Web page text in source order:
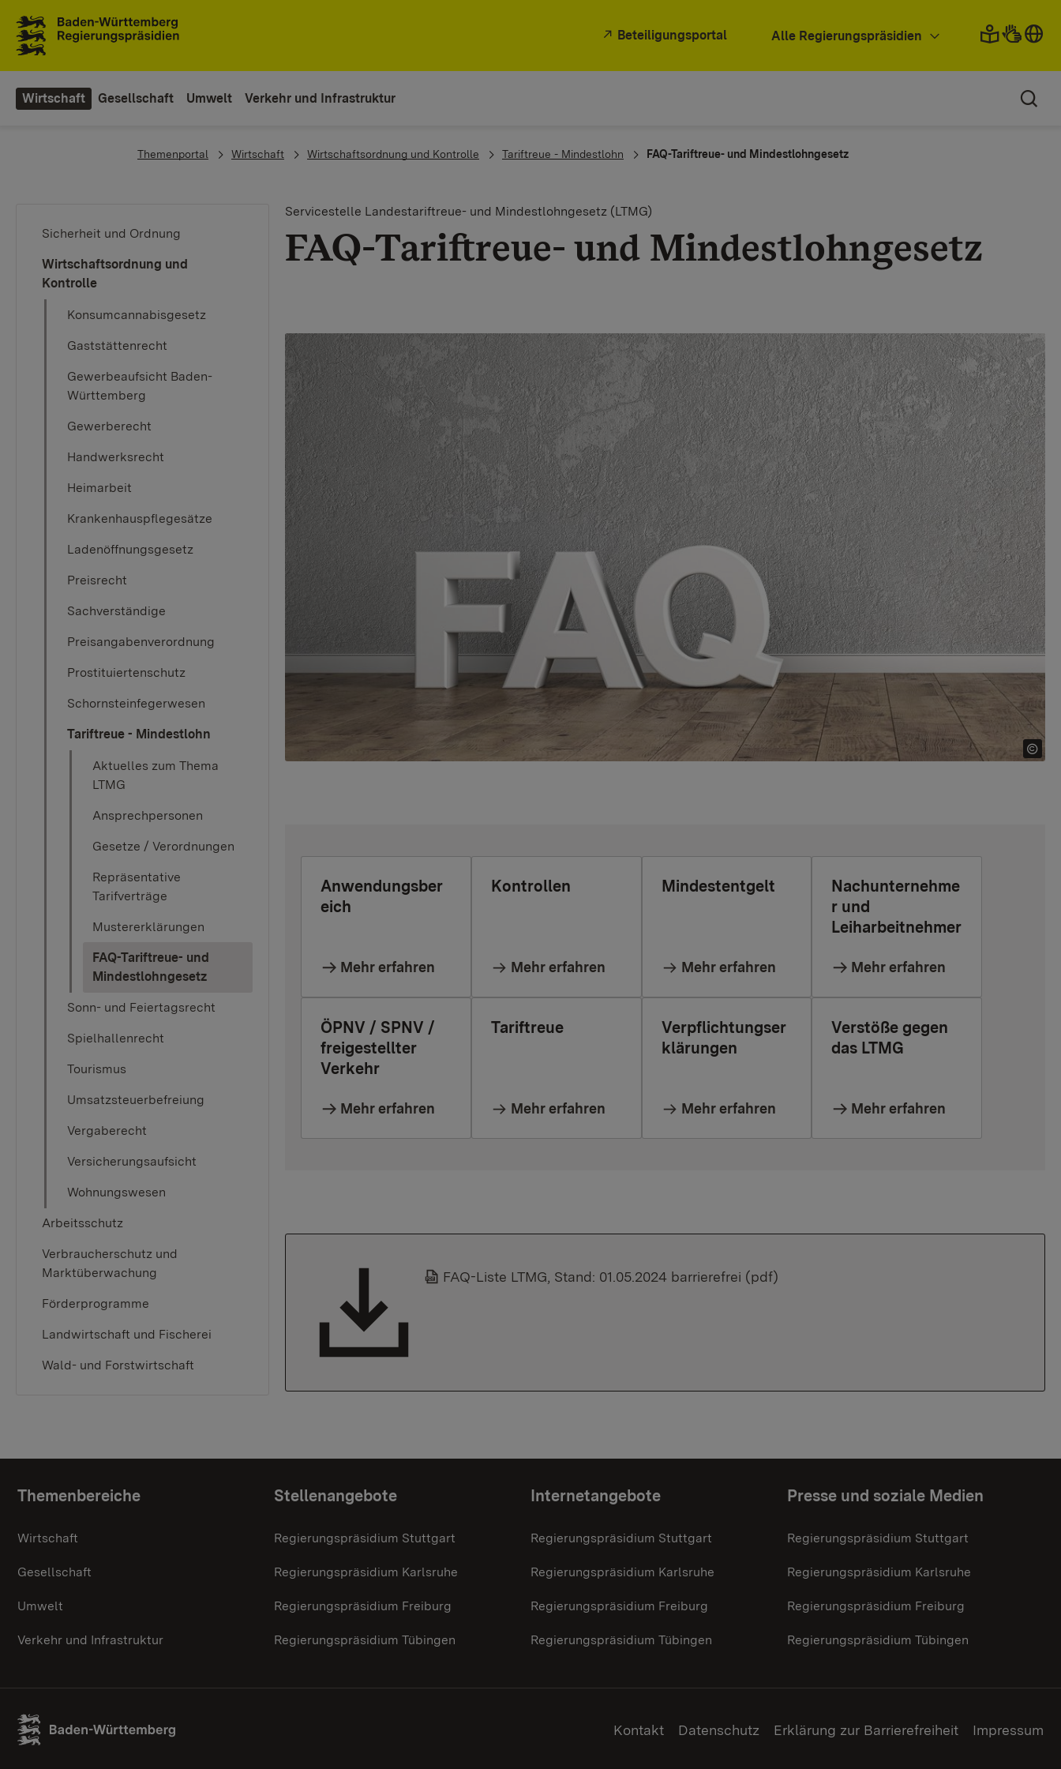
Beteiligungsportal Alle Regierungspräsidien
Wirtschaft Gesellschaft Umwelt Verkehr und Infrastruktur
You are here:
Themenportal Wirtschaft Wirtschaftsordnung und Kontrolle Tariftreue - Mindestlohn FAQ-Tariftreue- und Mindestlohngesetz
Sicherheit und Ordnung
Wirtschaftsordnung und
Kontrolle
Konsumcannabisgesetz
Gaststättenrecht
Gewerbeaufsicht Baden-
Württemberg
Gewerberecht
Handwerksrecht
Heimarbeit
Krankenhauspflegesätze
Ladenöffnungsgesetz
Preisrecht
Sachverständige
Preisangabenverordnung
Prostituiertenschutz
Schornsteinfegerwesen
Tariftreue - Mindestlohn
Aktuelles zum Thema
LTMG
Ansprechpersonen
Gesetze / Verordnungen
Repräsentative
Tarifverträge
Mustererklärungen
FAQ-Tariftreue- und
Mindestlohngesetz(current)
Sonn- und Feiertagsrecht
Spielhallenrecht
Tourismus
Umsatzsteuerbefreiung
Vergaberecht
Versicherungsaufsicht
Wohnungswesen
Arbeitsschutz
Verbraucherschutz und
Marktüberwachung
Förderprogramme
Landwirtschaft und Fischerei
Wald- und Forstwirtschaft
Servicestelle Landestariftreue- und Mindestlohngesetz (LTMG)
FAQ-Tariftreue- und Mindestlohngesetz
Anwendungsber
eich
Mehr erfahren
Kontrollen
Mehr erfahren
Mindestentgelt
Mehr erfahren
Nachunternehme
r und
Leiharbeitnehmer
Mehr erfahren
ÖPNV / SPNV /
freigestellter
Verkehr
Mehr erfahren
Tariftreue
Mehr erfahren
Verpflichtungser
klärungen
Mehr erfahren
Verstöße gegen
das LTMG
Mehr erfahren
FAQ-Liste LTMG, Stand: 01.05.2024 barrierefrei (pdf)
Themenübersicht
Themenbereiche
Wirtschaft
Gesellschaft
Umwelt
Verkehr und Infrastruktur
Stellenangebote
Regierungspräsidium Stuttgart
Regierungspräsidium Karlsruhe
Regierungspräsidium Freiburg
Regierungspräsidium Tübingen
Internetangebote
Regierungspräsidium Stuttgart
Regierungspräsidium Karlsruhe
Regierungspräsidium Freiburg
Regierungspräsidium Tübingen
Presse und soziale Medien
Regierungspräsidium Stuttgart
Regierungspräsidium Karlsruhe
Regierungspräsidium Freiburg
Regierungspräsidium Tübingen
Kontakt Datenschutz Erklärung zur Barrierefreiheit Impressum